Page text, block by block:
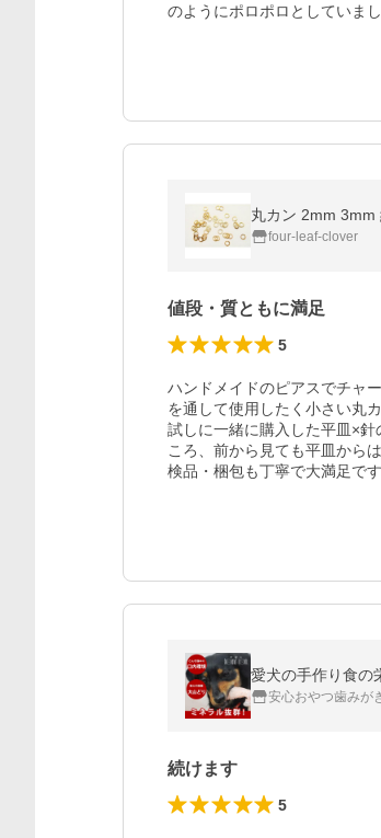
のようにポロポロとしていまし
丸カン 2mm 3mm
four-leaf-clover
値段・質ともに満足
5
ハンドメイドのピアスでチャ
を通して使用したく小さい丸
試しに一緒に購入した平皿×
ころ、前から見ても平皿から
検品・梱包も丁寧で大満足で
愛犬の手作り食の
安心おやつ歯みが
続けます
5